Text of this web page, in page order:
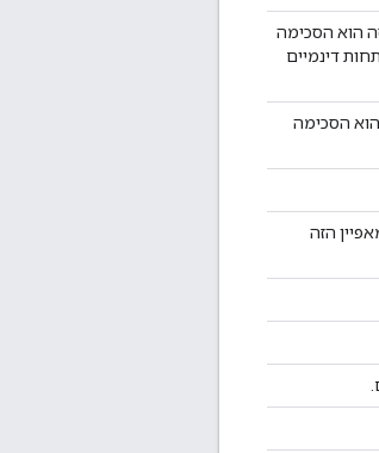
הוא הסכימה
דינמיים
הסכימה
הזה